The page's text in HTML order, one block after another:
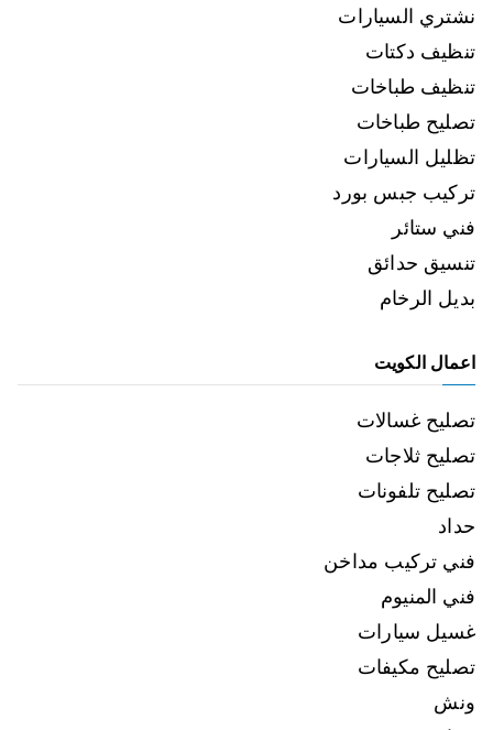
نشتري السيارات
تنظيف دكتات
تنظيف طباخات
تصليح طباخات
تظليل السيارات
تركيب جبس بورد
فني ستائر
تنسيق حدائق
بديل الرخام
اعمال الكويت
تصليح غسالات
تصليح ثلاجات
تصليح تلفونات
حداد
فني تركيب مداخن
فني المنيوم
غسيل سيارات
تصليح مكيفات
ونش